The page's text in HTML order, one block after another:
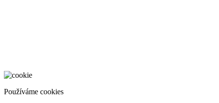
Používáme cookies